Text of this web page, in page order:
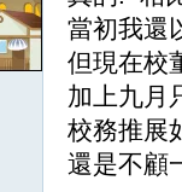
當初我還
但現在校
加上九月
校務推展
還是不顧